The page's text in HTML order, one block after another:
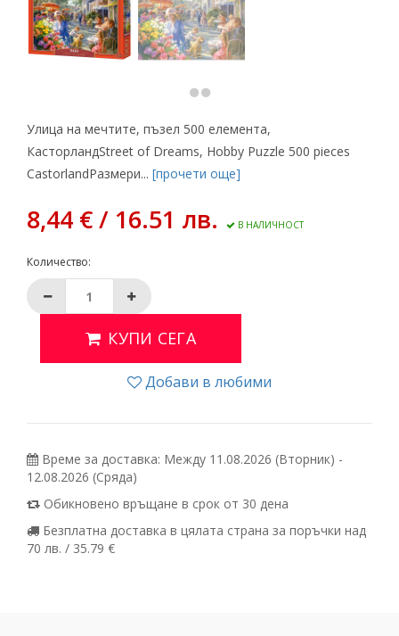
Улица на мечтите, пъзел 500 елемента,
КасторландStreet of Dreams, Hobby Puzzle 500 pieces
CastorlandРазмери... [прочети още]
8,44 € / 16.51 лв. В НАЛИЧНОСТ
Количество:
КУПИ СЕГА
Добави в любими
Време за доставка: Между 11.08.2026 (Вторник) -
12.08.2026 (Сряда)
Обикновено връщане в срок от 30 дена
Безплатна доставка в цялата страна за поръчки над
70 лв. / 35.79 €